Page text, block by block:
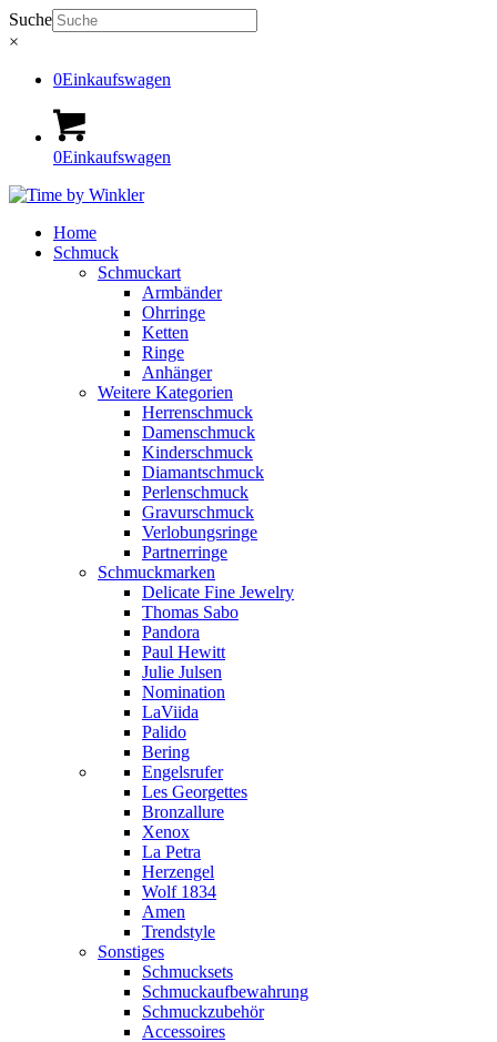
Suche
×
0Einkaufswagen
0Einkaufswagen
Home
Schmuck
Schmuckart
Armbänder
Ohrringe
Ketten
Ringe
Anhänger
Weitere Kategorien
Herrenschmuck
Damenschmuck
Kinderschmuck
Diamantschmuck
Perlenschmuck
Gravurschmuck
Verlobungsringe
Partnerringe
Schmuckmarken
Delicate Fine Jewelry
Thomas Sabo
Pandora
Paul Hewitt
Julie Julsen
Nomination
LaViida
Palido
Bering
Engelsrufer
Les Georgettes
Bronzallure
Xenox
La Petra
Herzengel
Wolf 1834
Amen
Trendstyle
Sonstiges
Schmucksets
Schmuckaufbewahrung
Schmuckzubehör
Accessoires